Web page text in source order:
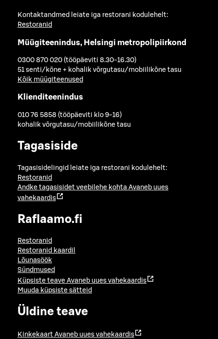
Kontaktandmed leiate iga restorani kodulehelt:
Restoranid
Müügiteenindus, Helsingi metropolipiirkond
0300 870 020 (tööpäeviti 8.30-16.30)
51 senti/kõne + kohalik võrgutasu/mobiilikõne tasu
Kõik müügiteenused
Klienditeenindus
010 76 5858 (tööpäeviti klo 9-16)
kohalik võrgutasu/mobiilikõne tasu
Tagasiside
Tagasisidelingid leiate iga restorani kodulehelt:
Restoranid
Andke tagasisidet veebilehe kohta Avaneb uues
vahekaardis
Raflaamo.fi
Restoranid
Restoranid kaardil
Lõunasöök
Sündmused
Küpsiste teave Avaneb uues vahekaardis
Muuda küpsiste sätteid
Üldine teave
Kinkekaart Avaneb uues vahekaardis